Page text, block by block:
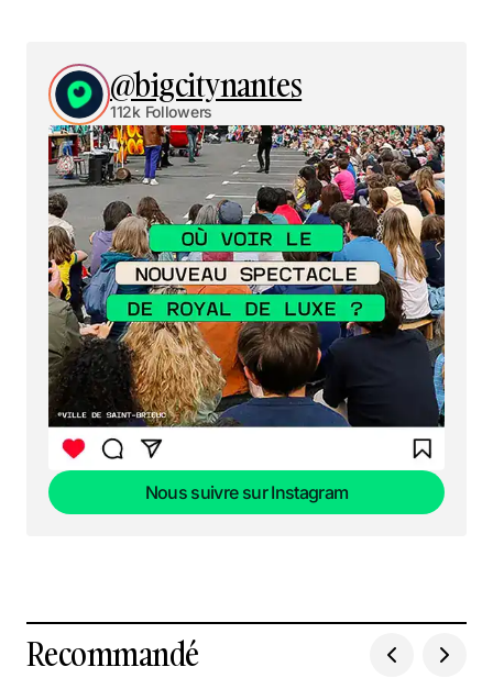
@bigcitynantes
112k Followers
Nous suivre sur Instagram
Recommandé